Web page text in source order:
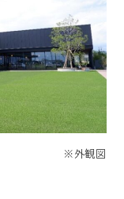
※外観図